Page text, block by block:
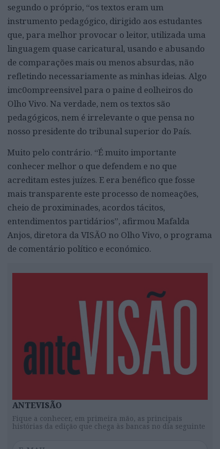
segundo o próprio, “os textos eram um
instrumento pedagógico, dirigido aos estudantes
que, para melhor provocar o leitor, utilizada uma
linguagem quase caricatural, usando e abusando
de comparações mais ou menos absurdas, não
refletindo necessariamente as minhas ideias. Algo
imc0ompreensivel para o paine d eolheiros do
Olho Vivo. Na verdade, nem os textos são
pedagógicos, nem é irrelevante o que pensa no
nosso presidente do tribunal superior do País.
Muito pelo contrário. “É muito importante
conhecer melhor o que defendem e no que
acreditam estes juízes. E era benéfico que fosse
mais transparente este processo de nomeações,
cheio de proximinades, acordos tácitos,
entendimentos partidários”, afirmou Mafalda
Anjos, diretora da VISÃO no Olho Vivo, o programa
de comentário político e económico.
ANTEVISÃO
Fique a conhecer, em primeira mão, as principais
histórias da edição que chega às bancas no dia seguinte